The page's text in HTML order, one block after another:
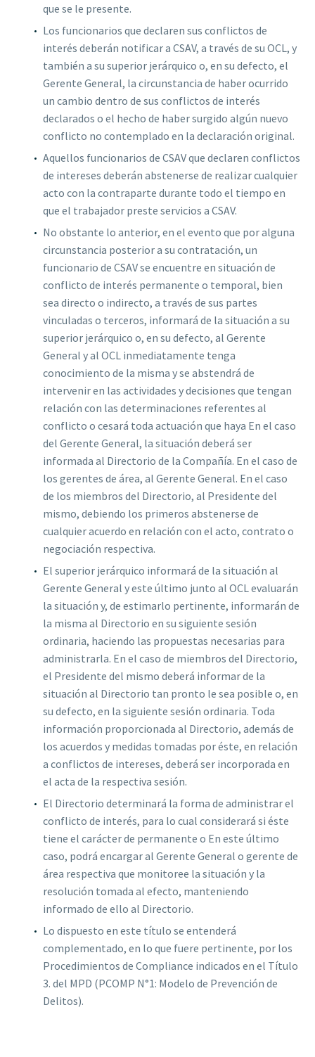
que se le presente.
Los funcionarios que declaren sus conflictos de
interés deberán notificar a CSAV, a través de su OCL, y
también a su superior jerárquico o, en su defecto, el
Gerente General, la circunstancia de haber ocurrido
un cambio dentro de sus conflictos de interés
declarados o el hecho de haber surgido algún nuevo
conflicto no contemplado en la declaración original.
Aquellos funcionarios de CSAV que declaren conflictos
de intereses deberán abstenerse de realizar cualquier
acto con la contraparte durante todo el tiempo en
que el trabajador preste servicios a CSAV.
No obstante lo anterior, en el evento que por alguna
circunstancia posterior a su contratación, un
funcionario de CSAV se encuentre en situación de
conflicto de interés permanente o temporal, bien
sea directo o indirecto, a través de sus partes
vinculadas o terceros, informará de la situación a su
superior jerárquico o, en su defecto, al Gerente
General y al OCL inmediatamente tenga
conocimiento de la misma y se abstendrá de
intervenir en las actividades y decisiones que tengan
relación con las determinaciones referentes al
conflicto o cesará toda actuación que haya En el caso
del Gerente General, la situación deberá ser
informada al Directorio de la Compañía. En el caso de
los gerentes de área, al Gerente General. En el caso
de los miembros del Directorio, al Presidente del
mismo, debiendo los primeros abstenerse de
cualquier acuerdo en relación con el acto, contrato o
negociación respectiva.
El superior jerárquico informará de la situación al
Gerente General y este último junto al OCL evaluarán
la situación y, de estimarlo pertinente, informarán de
la misma al Directorio en su siguiente sesión
ordinaria, haciendo las propuestas necesarias para
administrarla. En el caso de miembros del Directorio,
el Presidente del mismo deberá informar de la
situación al Directorio tan pronto le sea posible o, en
su defecto, en la siguiente sesión ordinaria. Toda
información proporcionada al Directorio, además de
los acuerdos y medidas tomadas por éste, en relación
a conflictos de intereses, deberá ser incorporada en
el acta de la respectiva sesión.
El Directorio determinará la forma de administrar el
conflicto de interés, para lo cual considerará si éste
tiene el carácter de permanente o En este último
caso, podrá encargar al Gerente General o gerente de
área respectiva que monitoree la situación y la
resolución tomada al efecto, manteniendo
informado de ello al Directorio.
Lo dispuesto en este título se entenderá
complementado, en lo que fuere pertinente, por los
Procedimientos de Compliance indicados en el Título
3. del MPD (PCOMP N°1: Modelo de Prevención de
Delitos).